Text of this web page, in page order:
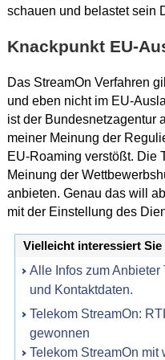
schauen und belastet sein
Knackpunkt EU-
Das StreamOn Verfahren
und eben nicht im EU-
ist der Bundesnetzagentur
meiner Meinung der
EU-Roaming verstößt. Die
Meinung der
anbieten. Genau das will
mit der Einstellung des
Vielleicht interessiert Sie
Alle Infos zum Anbieter
und Kontaktdaten.
Telekom StreamOn:
gewonnen
Telekom StreamOn mit